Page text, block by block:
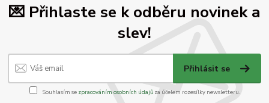
💌 Přihlaste se k odběru novinek a
slev!
Přihlásit se
Souhlasím se zpracováním osobních údajůza účelem rozesílky newsletteru.